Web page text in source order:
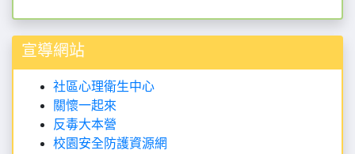
宣導網站
社區心理衛生中心
關懷一起來
反毒大本營
校園安全防護資源網